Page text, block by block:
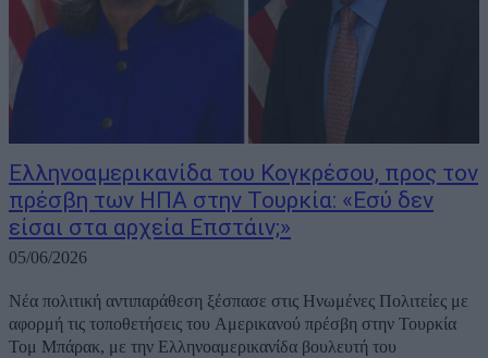
Ελληνοαμερικανίδα του Κογκρέσου, προς τον
πρέσβη των ΗΠΑ στην Τουρκία: «Εσύ δεν
είσαι στα αρχεία Επστάιν;»
05/06/2026
Νέα πολιτική αντιπαράθεση ξέσπασε στις Ηνωμένες Πολιτείες με
αφορμή τις τοποθετήσεις του Αμερικανού πρέσβη στην Τουρκία
Τομ Μπάρακ, με την Ελληνοαμερικανίδα βουλευτή του